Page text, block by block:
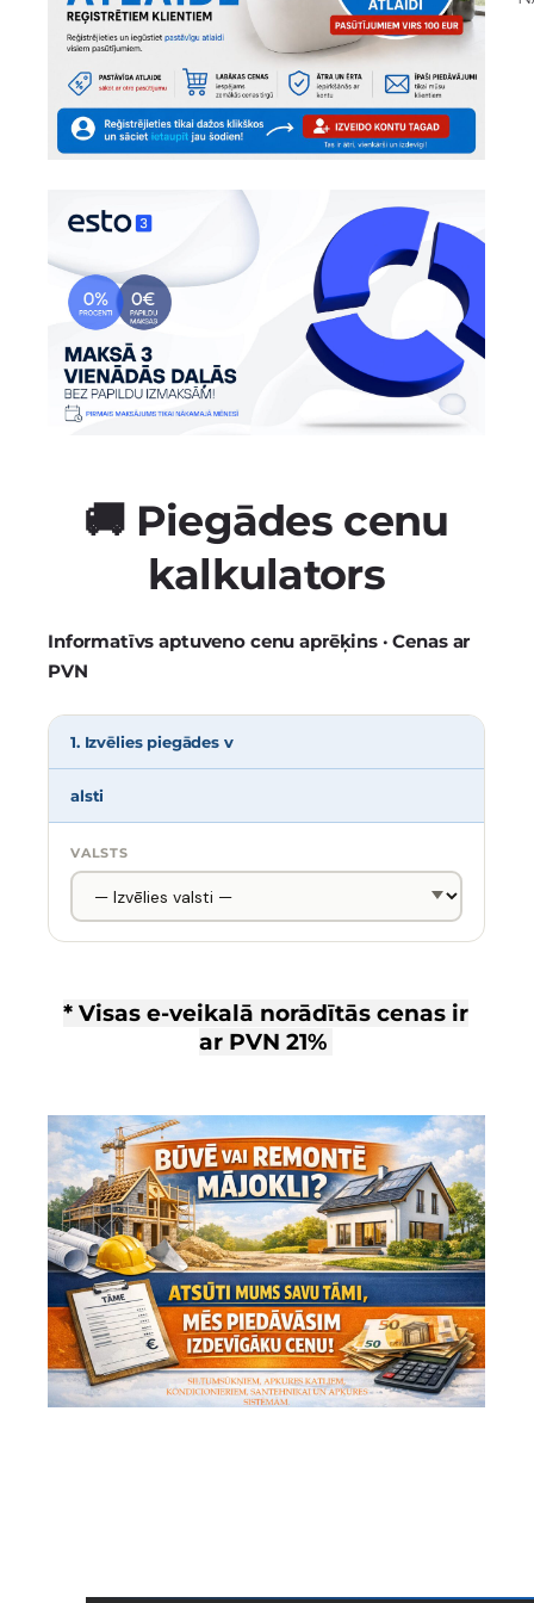
🚚 Piegādes cenu
kalkulators
Informatīvs aptuveno cenu aprēķins · Cenas ar
PVN
1. Izvēlies piegādes v
alsti
VALSTS
* Visas e-veikalā norādītās cenas ir
ar PVN 21%